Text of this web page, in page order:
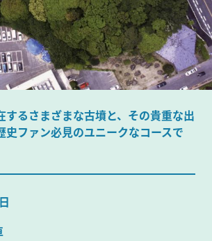
するさまざまな古墳と、その貴重な出
史ファン必見のユニークなコースで